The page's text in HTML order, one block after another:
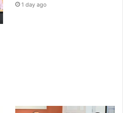
1 day ago